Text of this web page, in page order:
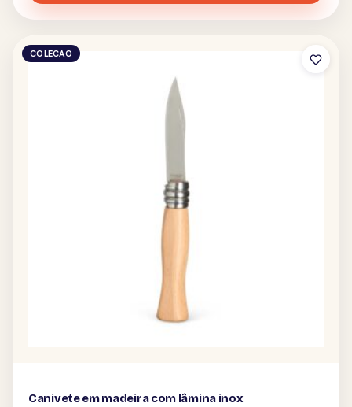
COLECAO
Canivete em madeira com lâmina inox